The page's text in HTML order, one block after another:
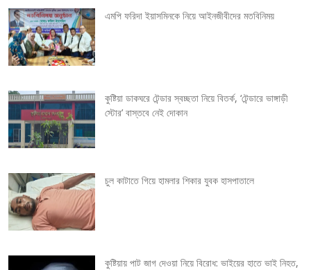
v
i
a
t
i
o
n
এমপি ফরিদা ইয়াসমিনকে নিয়ে আইনজীবীদের মতবিনিময়
কুষ্টিয়া ডাকঘরে টেন্ডার স্বচ্ছতা নিয়ে বিতর্ক, ‘টেন্ডারে ভাঙ্গাড়ী
স্টোর’ বাস্তবে নেই দোকান
চুল কাটাতে গিয়ে হামলার শিকার যুবক হাসপাতালে
কুষ্টিয়ায় পাট জাগ দেওয়া নিয়ে বিরোধ: ভাইয়ের হাতে ভাই নিহত,